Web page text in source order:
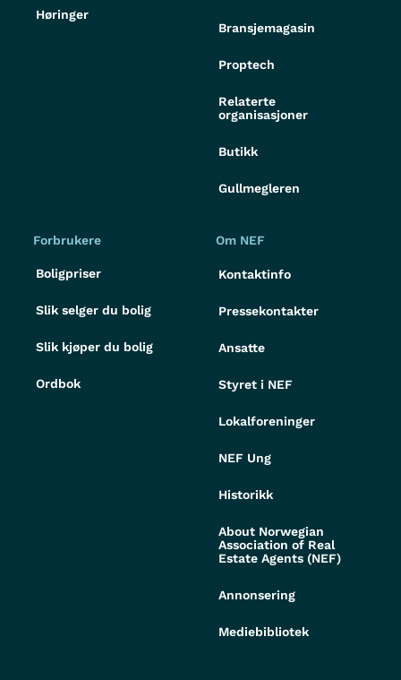
Høringer
Bransjemagasin
Proptech
Relaterte
organisasjoner
Butikk
Gullmegleren
Forbrukere
Boligpriser
Slik selger du bolig
Slik kjøper du bolig
Ordbok
Om NEF
Kontaktinfo
Pressekontakter
Ansatte
Styret i NEF
Lokalforeninger
NEF Ung
Historikk
About Norwegian
Association of Real
Estate Agents (NEF)
Annonsering
Mediebibliotek